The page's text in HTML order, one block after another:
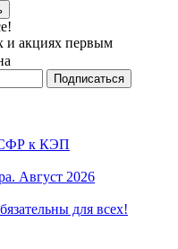
и акциях первым
СФР к КЭП
Август 2026
для всех!